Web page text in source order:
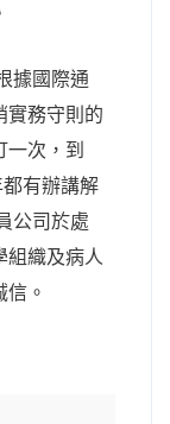
據國際通
實務守則的
一次，到
有辦講解
公司於處
組織及病人
。